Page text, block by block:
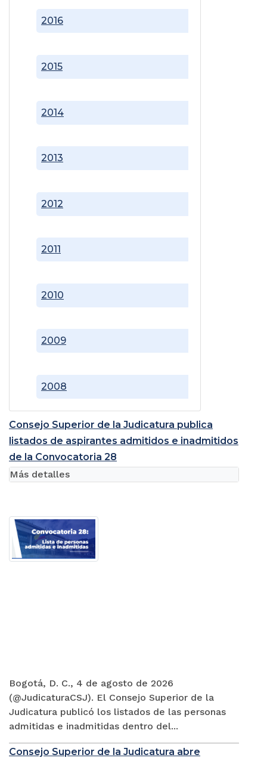
2008
2009
2010
2011
2012
2013
2014
2015
2016
Consejo Superior de la Judicatura publica
listados de aspirantes admitidos e inadmitidos
de la Convocatoria 28
Bogotá, D. C., 4 de agosto de 2026
(@JudicaturaCSJ). El Consejo Superior de la
Judicatura publicó los listados de las personas
admitidas e inadmitidas dentro del...
Más detalles
Consejo Superior de la Judicatura abre